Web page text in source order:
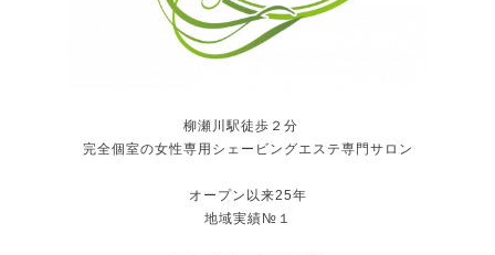
柳瀬川駅徒歩２分
完全個室の女性専用シェービングエステ専門サロン
オープン以来25年
地域実績№１